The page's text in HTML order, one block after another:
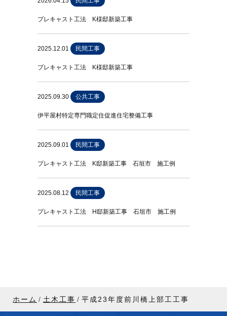
プレキャスト工法 K様邸新築工事
2025.12.01 民間工事
プレキャスト工法 K様邸新築工事
2025.09.30 公共工事
伊平屋村特定専門職定住促進住宅整備工事
2025.09.01 民間工事
プレキャスト工法 K邸新築工事 石垣市 施工例
2025.08.12 民間工事
プレキャスト工法 H邸新築工事 石垣市 施工例
ホーム 土木工事 平成23年度前川橋上部工工事